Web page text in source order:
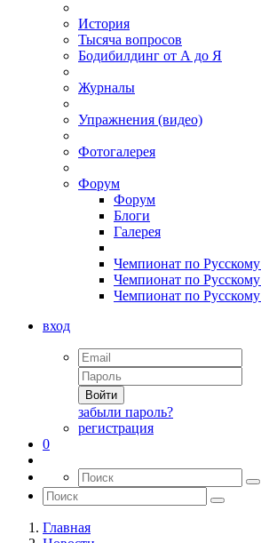
История
Тысяча вопросов
Бодибилдинг от А до Я
Журналы
Упражнения (видео)
Фотогалерея
Форум
Форум
Блоги
Галерея
Чемпионат по
Чемпионат по
Чемпионат по
вход
Войти
забыли пароль?
регистрация
0
Главная